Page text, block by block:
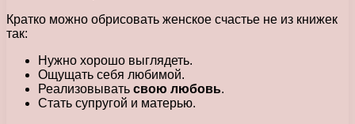
Кратко можно обрисовать женское счастье не из книжек
так:
Нужно хорошо выглядеть.
Ощущать себя любимой.
Реализовывать свою любовь.
Стать супругой и матерью.